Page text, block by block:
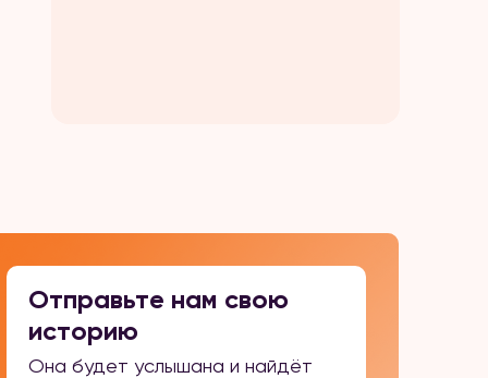
Отправьте нам свою
историю
Она будет услышана и найдёт